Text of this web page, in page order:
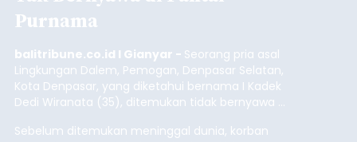
Purnama
balitribune.co.id I Gianyar - Seorang pria asal
Lingkungan Dalem, Pemogan, Denpasar Selatan,
Kota Denpasar, yang diketahui bernama I Kadek
Dedi Wiranata (35), ditemukan tidak bernyawa di
Sebelum ditemukan meninggal dunia, korban